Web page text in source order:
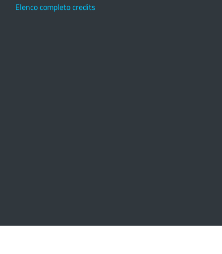
Elenco completo credits